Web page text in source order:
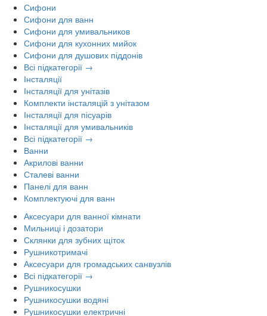
Сифони
Сифони для ванн
Сифони для умивальников
Сифони для кухонних мийок
Сифони для душових піддонів
Всі підкатегорії →
Інсталяції
Інсталяції для унітазів
Комплекти інсталяцій з унітазом
Інсталяції для пісуарів
Інсталяції для умивальників
Всі підкатегорії →
Ванни
Акрилові ванни
Сталеві ванни
Панелі для ванн
Комплектуючі для ванн
Аксесуари для ванної кімнати
Мильниці і дозатори
Склянки для зубних щіток
Рушникотримачі
Аксесуари для громадських санвузлів
Всі підкатегорії →
Рушникосушки
Рушникосушки водяні
Рушникосушки електричні